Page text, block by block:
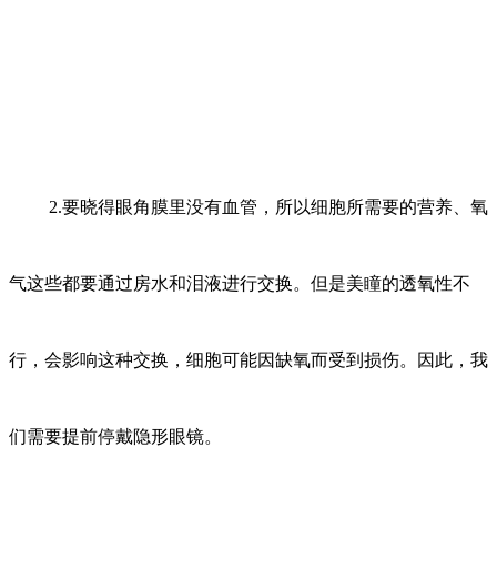
2.要晓得眼角膜里没有血管，所以细胞所需要的营养、氧
气这些都要通过房水和泪液进行交换。但是美瞳的透氧性不
行，会影响这种交换，细胞可能因缺氧而受到损伤。因此，我
们需要提前停戴隐形眼镜。